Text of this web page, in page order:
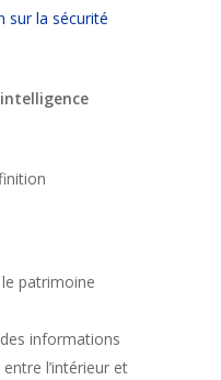
sur la sécurité
le patrimoine
informations
l’intérieur et